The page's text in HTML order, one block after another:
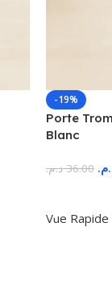
-19%
Porte
Blanc
36.00 د.م.
Vue Rapide